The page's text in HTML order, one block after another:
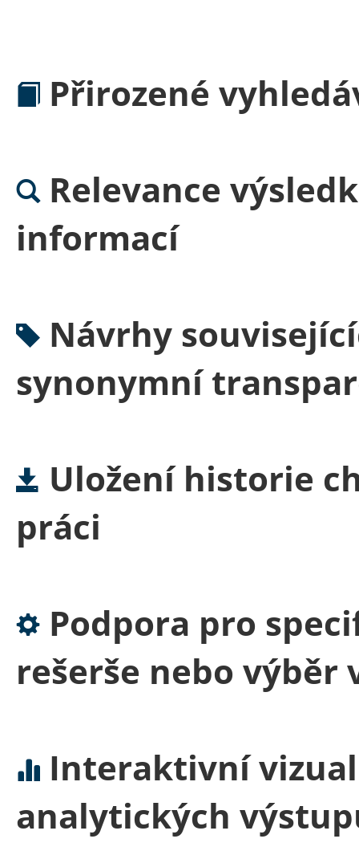
Přirozené
Relevance
informací
Návrhy
synonymní
Uložení historie
práci
Podpora pro
rešerše nebo výběr
Interaktivní
analytických